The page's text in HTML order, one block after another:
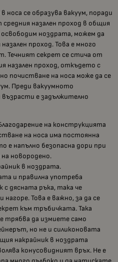
се образува вакуум, поради
назален проход в общия
освободим ноздрата, можем да
проход. Това е много
Течният секрет се стича от
назален проход, откъдето с
почистване на носа може да се
Преди вакуумното
възрасти е задължително
на конструкцията
на носа има постоянна
е напълно безопасна дори при
новородено.
в ноздрата.
и правилна употреба
с дясната ръка, така че
Това е важно, за да се
към тръбичката. Така
да измиете само
но не и силиконовата
накрайник в ноздрата
конусовидният връх. Не е